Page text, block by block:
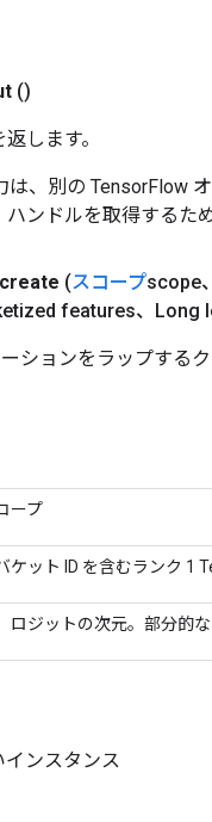
()
します。
、別の TensorFlow
ンドルを取得するた
create (スコープscope
features、Long
ションをラップする
ープ
ケット ID を含むランク 1
ロジットの次元。部分的
ンスタンス